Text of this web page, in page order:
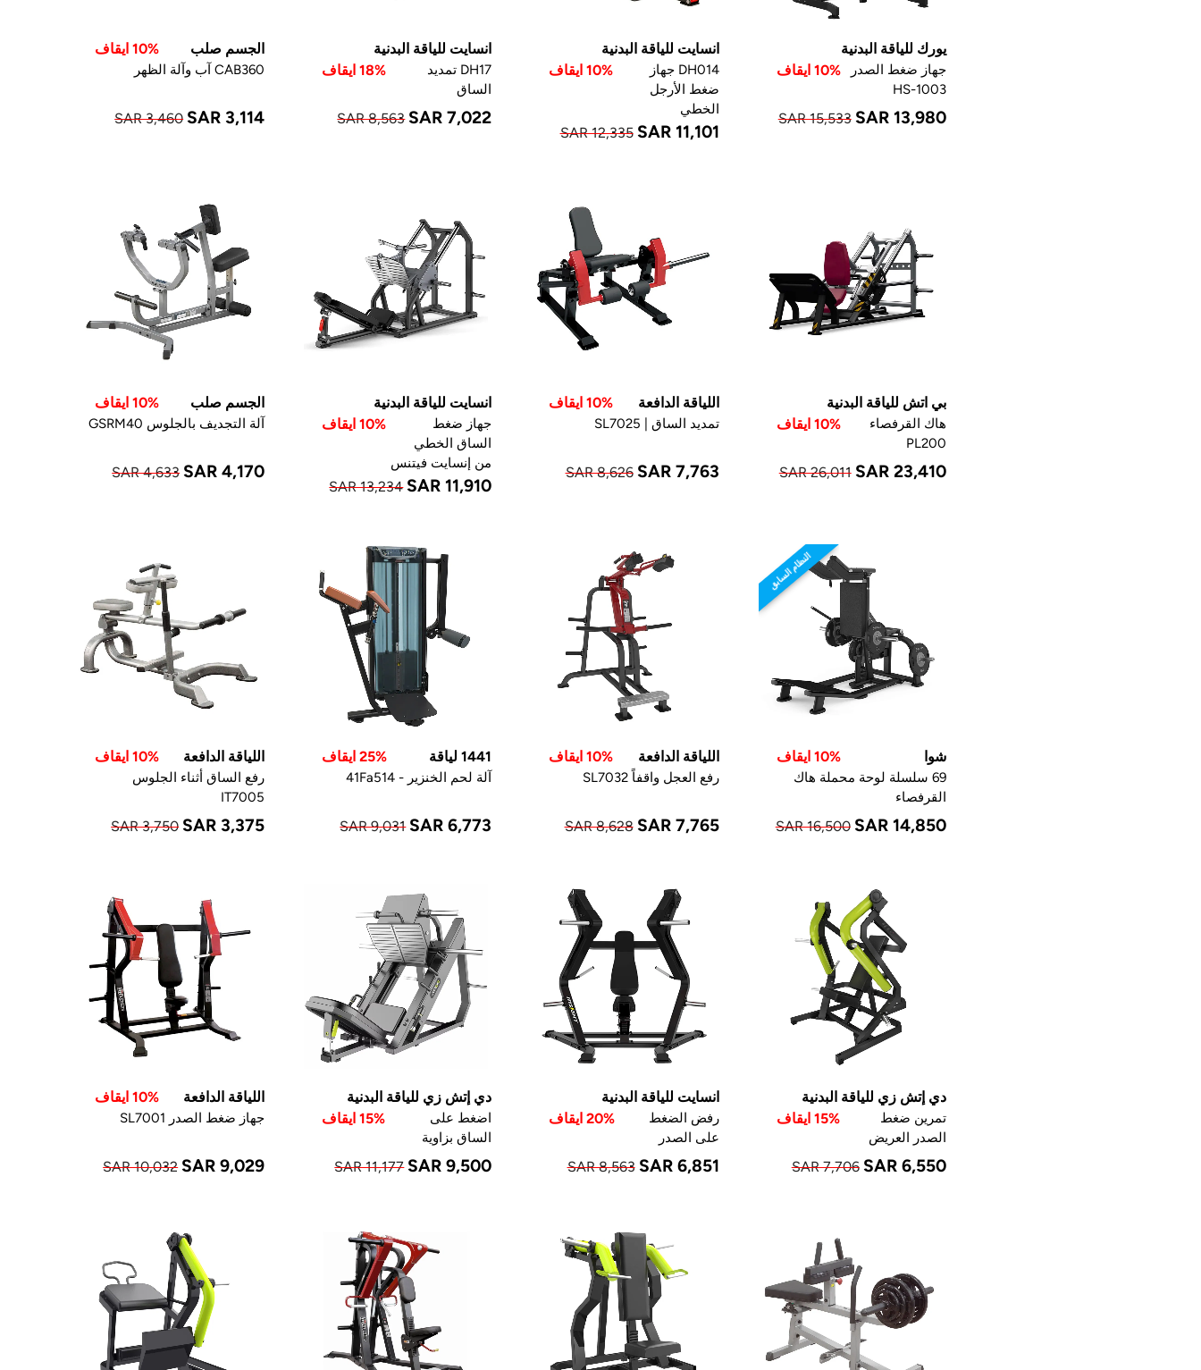
يورك للياقة البدنية
10% ايقاف
جهاز ضغط الصدر
HS-1003
SAR 15,533 SAR 13,980
انسايت للياقة البدنية
10% ايقاف
DH014 جهاز
ضغط الأرجل
الخطي
SAR 12,335 SAR 11,101
انسايت للياقة البدنية
18% ايقاف
DH17 تمديد
الساق
SAR 8,563 SAR 7,022
الجسم صلب 10% ايقاف
CAB360 آب وآلة الظهر
SAR 3,460 SAR 3,114
بي اتش للياقة البدنية
10% ايقاف
هاك القرفصاء
PL200
SAR 26,011 SAR 23,410
اللياقة الدافعة 10% ايقاف
تمديد الساق | SL7025
SAR 8,626 SAR 7,763
انسايت للياقة البدنية
10% ايقاف
جهاز ضغط
الساق الخطي
من إنسايت فيتنس
SAR 13,234 SAR 11,910
الجسم صلب 10% ايقاف
آلة التجديف بالجلوس GSRM40
SAR 4,633 SAR 4,170
النظام السابق
شوا 10% ايقاف
69 سلسلة لوحة محملة هاك
القرفصاء
SAR 16,500 SAR 14,850
اللياقة الدافعة 10% ايقاف
رفع العجل واقفاً SL7032
SAR 8,628 SAR 7,765
1441 لياقة 25% ايقاف
آلة لحم الخنزير - 41Fa514
SAR 9,031 SAR 6,773
اللياقة الدافعة 10% ايقاف
رفع الساق أثناء الجلوس
IT7005
SAR 3,750 SAR 3,375
دي إتش زي للياقة البدنية
15% ايقاف
تمرين ضغط
الصدر العريض
SAR 7,706 SAR 6,550
انسايت للياقة البدنية
20% ايقاف
رفض الضغط
على الصدر
SAR 8,563 SAR 6,851
دي إتش زي للياقة البدنية
15% ايقاف
اضغط على
الساق بزاوية
SAR 11,177 SAR 9,500
اللياقة الدافعة 10% ايقاف
جهاز ضغط الصدر SL7001
SAR 10,032 SAR 9,029